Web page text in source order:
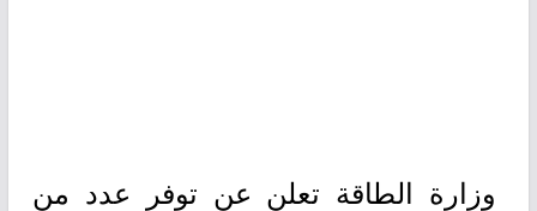
وزارة الطاقة تعلن عن توفر عدد من